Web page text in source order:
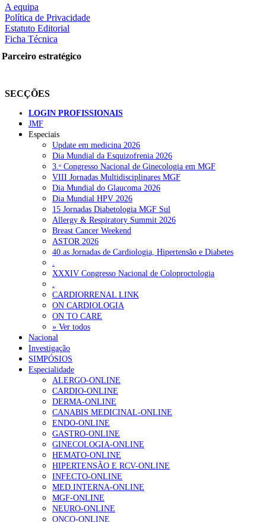
nas redes sociais:
RECENTES
Quase 11.900 jovens recorreram aos cheques psicólogo e
ULS de Coimbra estreia cirurgia endoscópica do ouvido com apoio
Enfermeiros exigem esclarecimentos sobre eventual gestão privada
Ordem dos Médicos alerta para riscos no novo sistema de acesso a
Portugal está a formar os médicos de que precisa?
MAIS LIDAS
Enfermagem Forense. “Da urgência ao tribunal, cada
203 visualizações
1.º Episódio do Podcast “Frequência Cardio – Sintoniza-
169 visualizações
Alguns milhares de utentes podem ficar sem médico de
132 visualizações
A equipa
Política de Privacidade
Estatuto Editorial
Ficha Técnica
Parceiro estratégico
SECÇÕES
LOGIN PROFISSIONAIS
JMF
Especiais
Update em medicina 2026
Dia Mundial da Esquizofrenia 2026
3.ᵒ Congresso Nacional de Ginecologia em MGF
VIII Jornadas Multidisciplinares MGF
Dia Mundial do Glaucoma 2026
Dia Mundial HPV 2026
15 Jornadas Diabetologia MGF Sul
Allergy & Respiratory Summit 2026
Breast Cancer Weekend
ASTOR 2026
40.as Jornadas de Cardiologia, Hipertensão e Diabetes
.
XXXIV Congresso Nacional de Coloproctologia
.
CARDIORRENAL LINK
ON CARDIOLOGIA
ON TO CARE
» Ver todos
Nacional
Investigação
SIMPÓSIOS
Especialidade
ALERGO-ONLINE
CARDIO-ONLINE
DERMA-ONLINE
CANABIS MEDICINAL-ONLINE
ENDO-ONLINE
GASTRO-ONLINE
GINECOLOGIA-ONLINE
HEMATO-ONLINE
HIPERTENSÃO E RCV-ONLINE
INFECTO-ONLINE
MED.INTERNA-ONLINE
MGF-ONLINE
NEURO-ONLINE
ONCO-ONLINE